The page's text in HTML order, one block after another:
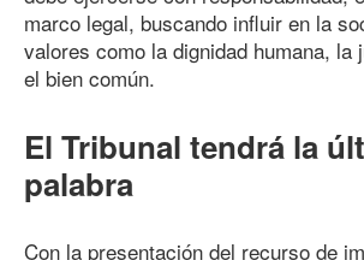
marco legal, buscando influir en la
valores como la dignidad humana, la
el bien común.
El Tribunal tendrá la
palabra
Con la presentación del recurso de